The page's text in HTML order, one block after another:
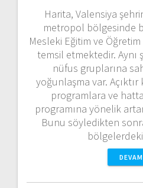
Harita, Valensiya
metropol bölgesinde
Mesleki Eğitim ve
temsil etmektedir. Aynı
nüfus gruplarına
yoğunlaşma var.
programlara ve
programına yönelik
Bunu söyledikten